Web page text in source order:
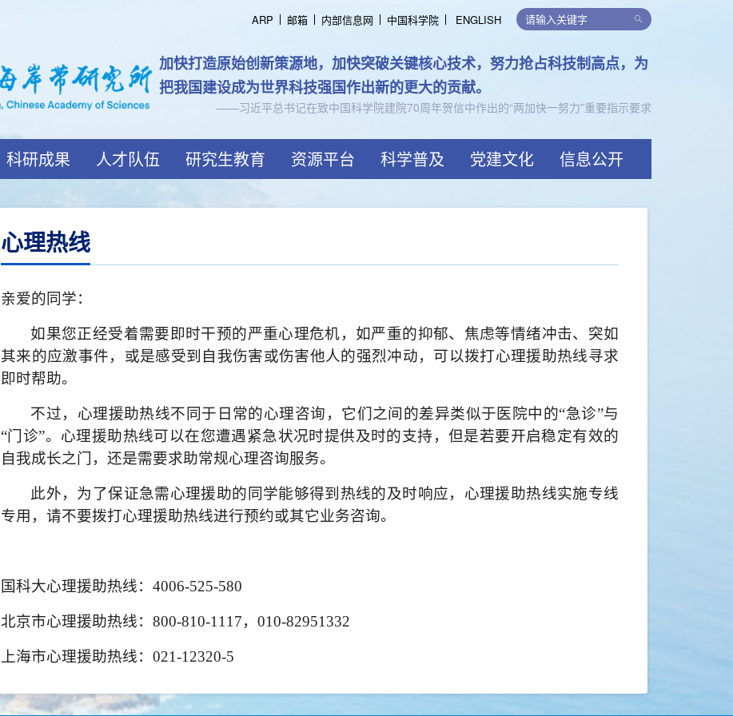
ARP 邮箱 内部信息网 中国科学院 ENGLISH
认知海岸带规律，支持可持续发展
跨越界限，共创价值
科研成果 人才队伍 研究生教育 资源平台 科学普及 党建文化 信息公开
心理热线
亲爱的同学：
如果您正经受着需要即时干预的严重心理危机，如严重的抑郁、焦虑等情绪冲击、突如
其来的应激事件，或是感受到自我伤害或伤害他人的强烈冲动，可以拨打心理援助热线寻求
即时帮助。
不过，心理援助热线不同于日常的心理咨询，它们之间的差异类似于医院中的“急诊”与
“门诊”。心理援助热线可以在您遭遇紧急状况时提供及时的支持，但是若要开启稳定有效的
自我成长之门，还是需要求助常规心理咨询服务。
此外，为了保证急需心理援助的同学能够得到热线的及时响应，心理援助热线实施专线
专用，请不要拨打心理援助热线进行预约或其它业务咨询。
国科大心理援助热线： 4006-525-580
北京市心理援助热线： 800-810-1117， 010-82951332
上海市心理援助热线： 021-12320-5